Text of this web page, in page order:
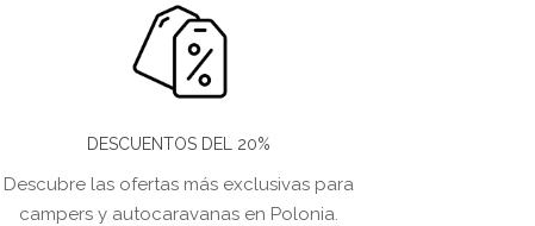
DESCUENTOS DEL 20%
Descubre las ofertas más exclusivas para
campers y autocaravanas en Polonia.